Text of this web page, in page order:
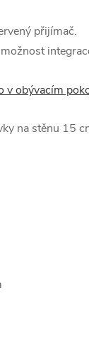
přijímač.
na stěnu 15